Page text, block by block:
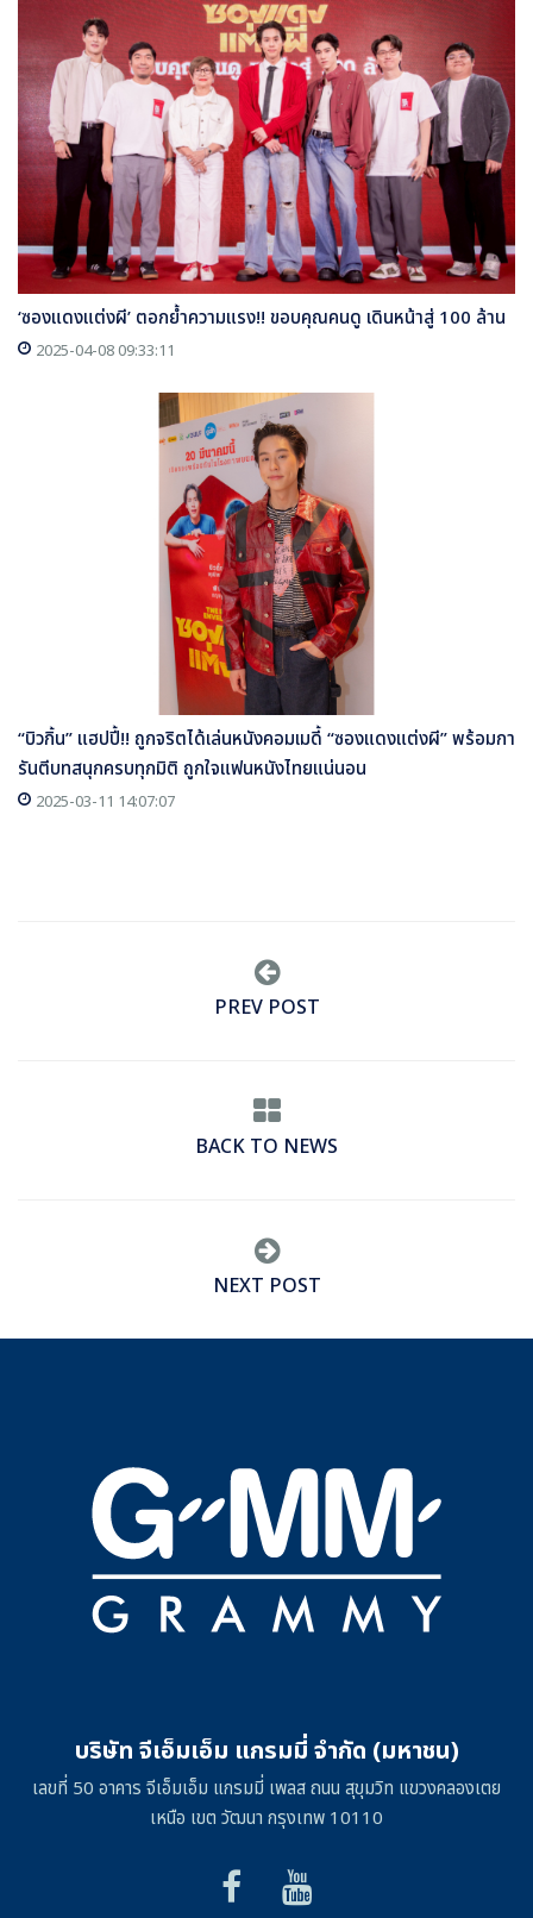
‘ซองแดงแต่งผี’ ตอกย้ำความแรง!! ขอบคุณคนดู เดินหน้าสู่ 100 ล้าน
2025-04-08 09:33:11
“บิวกิ้น” แฮปปี้!! ถูกจริตได้เล่นหนังคอมเมดี้ “ซองแดงแต่งผี” พร้อมกา
รันตีบทสนุกครบทุกมิติ ถูกใจแฟนหนังไทยแน่นอน
2025-03-11 14:07:07
PREV POST
BACK TO NEWS
NEXT POST
บริษัท จีเอ็มเอ็ม แกรมมี่ จำกัด (มหาชน)
เลขที่ 50 อาคาร จีเอ็มเอ็ม แกรมมี่ เพลส ถนน สุขุมวิท แขวงคลองเตย
เหนือ เขต วัฒนา กรุงเทพ 10110